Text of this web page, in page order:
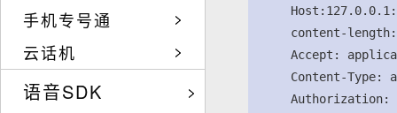
手机专号通
云话机
语音SDK
content-
Accept:
Content-Type:
Authorization: